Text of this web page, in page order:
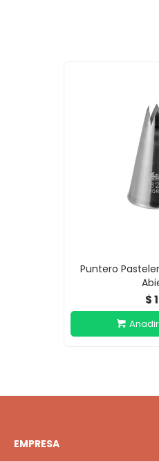
Puntero
$
EMPRESA